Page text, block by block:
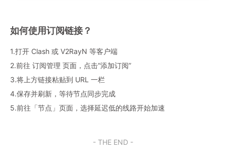
如何使用订阅链接？
1.打开 Clash 或 V2RayN 等客户端
2.前往 订阅管理 页面，点击“添加订阅”
3.将上方链接粘贴到 URL 一栏
4.保存并刷新，等待节点同步完成
5.前往「节点」页面，选择延迟低的线路开始加速
- THE END -